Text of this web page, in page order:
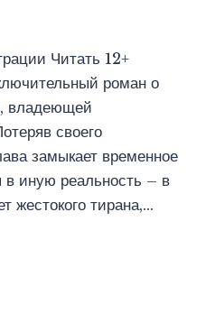
Читать 12+
роман о
владеющей
своего
замыкает временное
в иную реальность – в
жестокого тирана,…